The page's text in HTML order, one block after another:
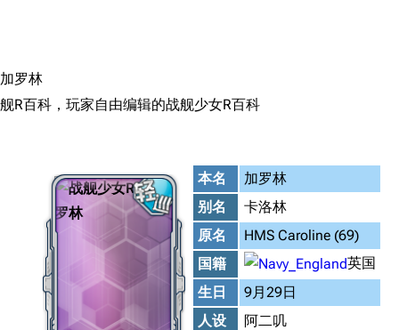
加罗林
舰R百科，玩家自由编辑的战舰少女R百科
本名
加罗林
别名
卡洛林
原名
HMS Caroline (69)
国籍
英国
生日
9月29日
人设
阿二叽